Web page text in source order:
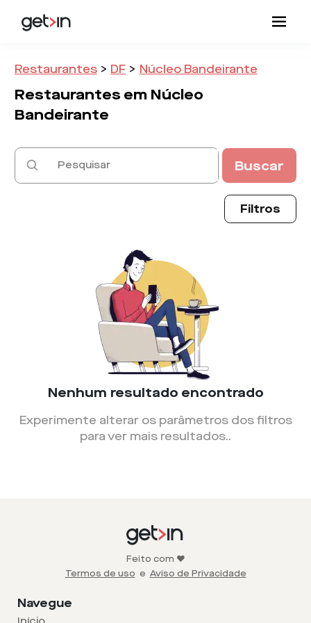
Restaurantes > DF > Núcleo Bandeirante
Restaurantes em Núcleo
Bandeirante
Buscar
Filtros
Nenhum resultado encontrado
Experimente alterar os parâmetros dos filtros
para ver mais resultados..
Feito com ❤️
Termos de uso e Aviso de Privacidade
Navegue